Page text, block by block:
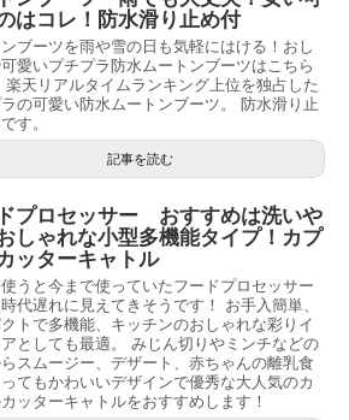
はコレ！防水滑り止め付
ブーツを雨や雪の日も気軽にはける！おし
愛いプチプラ防水ムートンブーツはこちら
楽天リアルタイムランキング上位を独占した
の可愛い防水ムートンブーツ。 防水滑り止
す。
記事を読む
プロセッサー おすすめは洗いや
しゃれな小型多機能タイプ！カプ
ッターキャトル
うと今まで使っていたフードプロセッサー
代遅れに見えてきそうです！ お手入簡単、
トで多機能、キッチンのおしゃれな彩りイ
としても最適。 みじん切りやミンチなどの
スムージー、デザート、赤ちゃんの離乳食
てもかわいいデザインで優秀な大人気のカ
ッターキャトルをおすすめします！